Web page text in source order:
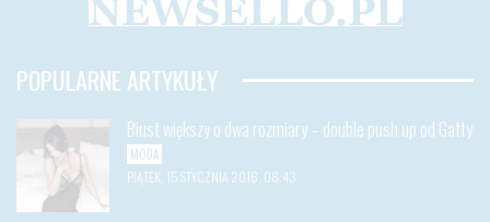
POPULARNE ARTYKUŁY
Biust większy o dwa rozmiary – double push up od Gatty
MODA
PIĄTEK, 15 STYCZNIA 2016, 08:43